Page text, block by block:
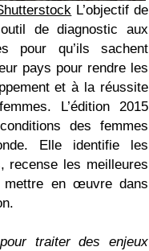
L’objectif de
de diagnostic aux
pour qu’ils sachent
pays pour rendre les
et à la réussite
L’édition 2015
des femmes
Elle identifie les
recense les meilleures
mettre en œuvre dans
traiter des enjeux